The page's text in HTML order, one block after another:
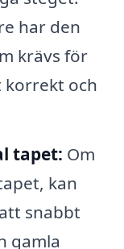
har den
krävs för
korrekt och
tapet: Om
kan
snabbt
gamla